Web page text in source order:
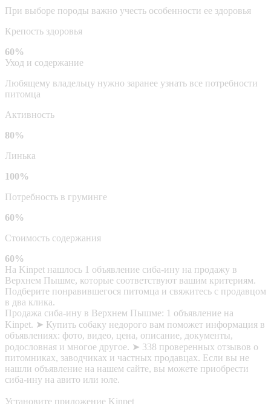
При выборе породы важно учесть особенности ее здоровья
Крепость здоровья
60%
Уход и содержание
Любящему владельцу нужно заранее узнать все потребности
питомца
Активность
80%
Линька
100%
Потребность в груминге
60%
Стоимость содержания
60%
На Kinpet нашлось 1 объявление сиба-ину на продажу в
Верхнем Пышме, которые соответствуют вашим критериям.
Подберите понравившегося питомца и свяжитесь с продавцом
в два клика.
Продажа сиба-ину в Верхнем Пышме: 1 объявление на
Kinpet. ➤ Купить собаку недорого вам поможет информация в
объявлениях: фото, видео, цена, описание, документы,
родословная и многое другое. ➤ 338 проверенных отзывов о
питомниках, заводчиках и частных продавцах. Если вы не
нашли объявление на нашем сайте, вы можете приобрести
сиба-ину на авито или юле.
Установите приложение Kinpet